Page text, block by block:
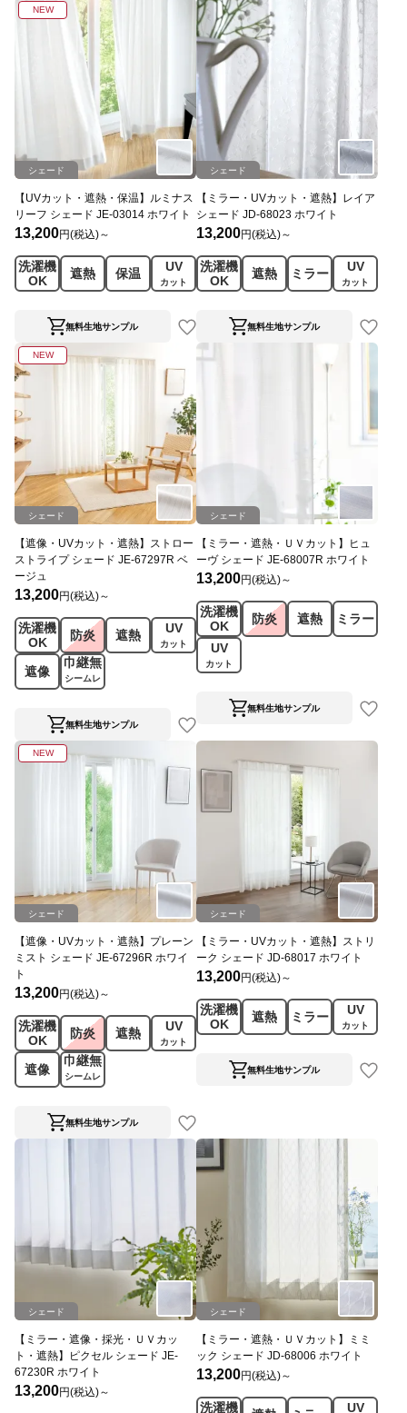
NEW
シェード
【UVカット・遮熱・保温】ルミナス
リーフ シェード JE-03014 ホワイト
13,200円(税込)～
洗濯機
OK
遮熱 保温 UV
カット
無料生地サンプル
シェード
【ミラー・UVカット・遮熱】レイア
シェード JD-68023 ホワイト
13,200円(税込)～
洗濯機
OK
遮熱 ミラー UV
カット
無料生地サンプル
NEW
シェード
【遮像・UVカット・遮熱】ストロー
ストライプ シェード JE-67297R ベ
ージュ
13,200円(税込)～
洗濯機
OK
防炎 遮熱 UV
カット
遮像
巾継無
シームレ
ス
無料生地サンプル
シェード
【ミラー・遮熱・ＵＶカット】ヒュ
ーヴ シェード JE-68007R ホワイト
13,200円(税込)～
洗濯機
OK
防炎 遮熱
ミラー
UV
カット
無料生地サンプル
NEW
シェード
【遮像・UVカット・遮熱】プレーン
ミスト シェード JE-67296R ホワイ
ト
13,200円(税込)～
洗濯機
OK
防炎 遮熱 UV
カット
遮像
巾継無
シームレ
ス
無料生地サンプル
シェード
【ミラー・UVカット・遮熱】ストリ
ーク シェード JD-68017 ホワイト
13,200円(税込)～
洗濯機
OK
遮熱 ミラー UV
カット
無料生地サンプル
シェード
【ミラー・遮像・採光・ＵＶカッ
ト・遮熱】ピクセル シェード JE-
67230R ホワイト
13,200円(税込)～
シェード
【ミラー・遮熱・ＵＶカット】ミミ
ック シェード JD-68006 ホワイト
13,200円(税込)～
洗濯機 UV